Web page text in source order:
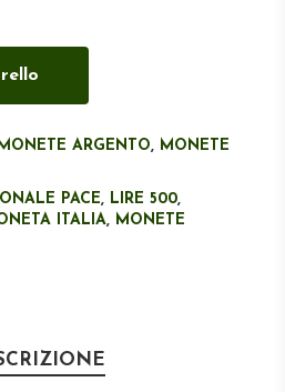
ARGENTO, MONETE
PACE, LIRE 500,
ITALIA, MONETE